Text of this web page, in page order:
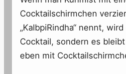
Cocktailschirmchen
„KalbpiRindha“ nennt,
Cocktail, sondern es
eben mit